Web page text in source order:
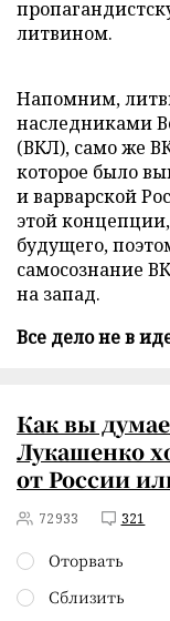
литвином.
Напомним,
наследниками
(ВКЛ), само же
которое было
и варварской
этой
будущего,
самосознание
на запад.
Все дело не в
Как вы
Лукашенко
от России
72933 321
Оторвать
Сблизить